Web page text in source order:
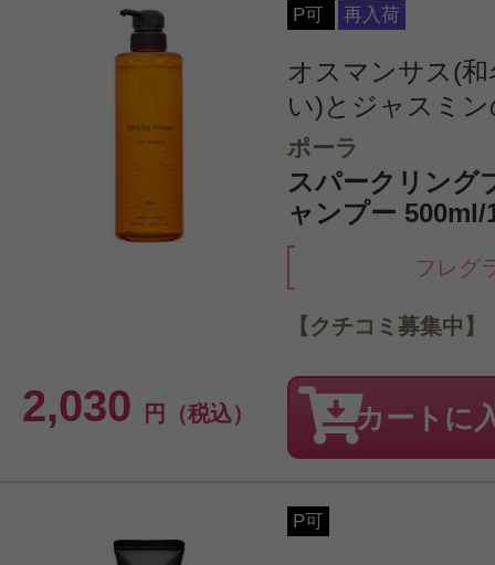
P可 再入荷
オスマンサス(
い)とジャスミ
ポーラ
スパークリング
ャンプー
フレグ
2,030 円（税込）
【クチコミ募集中】
カートに
P可